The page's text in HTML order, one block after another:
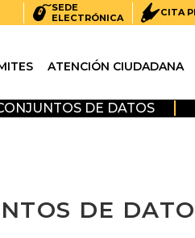
SEDE
ELECTRÓNICA
CITA
ATENCIÓN CIUDADANA
DE DATOS
DE